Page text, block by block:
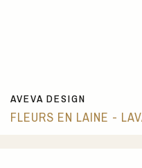
AVEVA DESIGN
FLEURS EN LAINE -